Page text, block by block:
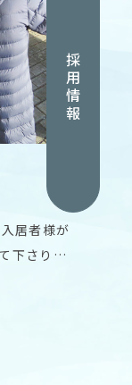
採用情報
居者様が
下さり、